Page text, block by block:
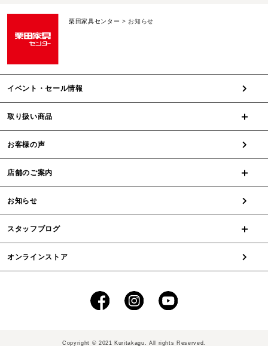
栗田家具センター > お知らせ
イベント・セール情報
取り扱い商品
お客様の声
店舗のご案内
お知らせ
スタッフブログ
オンラインストア
Copyright © 2021 Kuritakagu. All rights Reserved.